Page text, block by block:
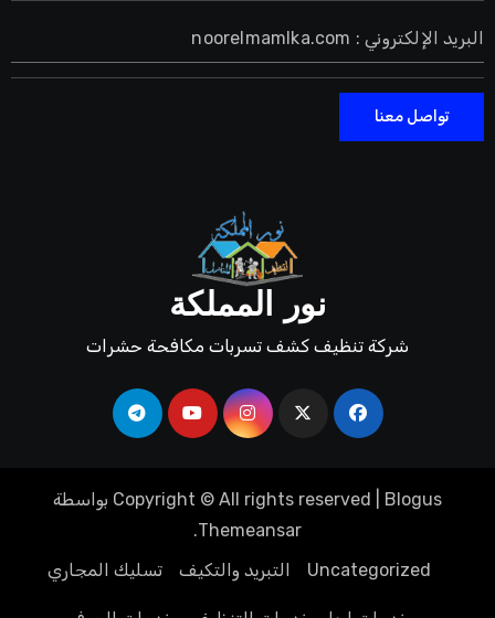
البريد الإلكتروني : noorelmamlka.com
تواصل معنا
نور المملكة
شركة تنظيف كشف تسربات مكافحة حشرات
Copyright © All rights reserved Blogus
بواسطة
Themeansar
.
Uncategorized
التبريد والتكيف تسليك المجاري